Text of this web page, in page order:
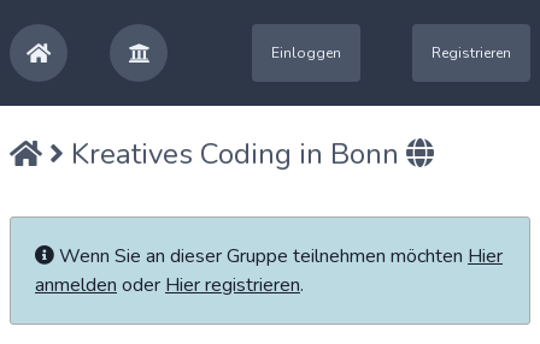
Einloggen Registrieren
Kreatives Coding in Bonn
Wenn Sie an dieser Gruppe teilnehmen möchten Hier
anmelden oder Hier registrieren.